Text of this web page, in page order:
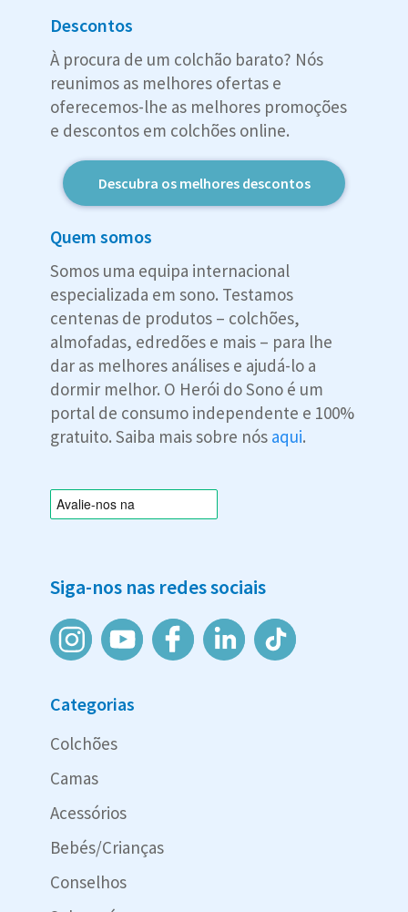
Descontos
À procura de um colchão barato? Nós
reunimos as melhores ofertas e
oferecemos-lhe as melhores promoções
e descontos em colchões online.
Descubra os melhores descontos
Quem somos
Somos uma equipa internacional
especializada em sono. Testamos
centenas de produtos – colchões,
almofadas, edredões e mais – para lhe
dar as melhores análises e ajudá-lo a
dormir melhor. O Herói do Sono é um
portal de consumo independente e 100%
gratuito. Saiba mais sobre nós aqui.
Siga-nos nas redes sociais
Categorias
Colchões
Camas
Acessórios
Bebés/Crianças
Conselhos